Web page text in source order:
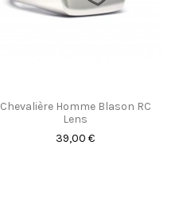
Chevalière Homme Blason RC
Lens
39,00 €